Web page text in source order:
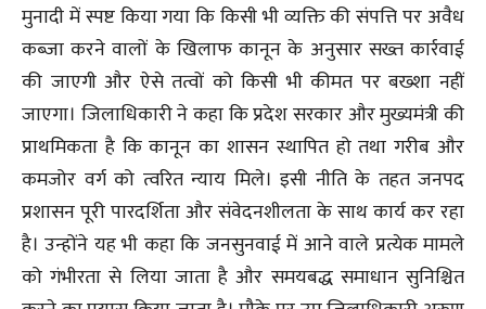
मुनादी में स्पष्ट किया गया कि किसी भी व्यक्ति की संपत्ति पर अवैध
कब्जा करने वालों के खिलाफ कानून के अनुसार सख्त कार्रवाई
की जाएगी और ऐसे तत्वों को किसी भी कीमत पर बख्शा नहीं
जाएगा। जिलाधिकारी ने कहा कि प्रदेश सरकार और मुख्यमंत्री की
प्राथमिकता है कि कानून का शासन स्थापित हो तथा गरीब और
कमजोर वर्ग को त्वरित न्याय मिले। इसी नीति के तहत जनपद
प्रशासन पूरी पारदर्शिता और संवेदनशीलता के साथ कार्य कर रहा
है। उन्होंने यह भी कहा कि जनसुनवाई में आने वाले प्रत्येक मामले
को गंभीरता से लिया जाता है और समयबद्ध समाधान सुनिश्चित